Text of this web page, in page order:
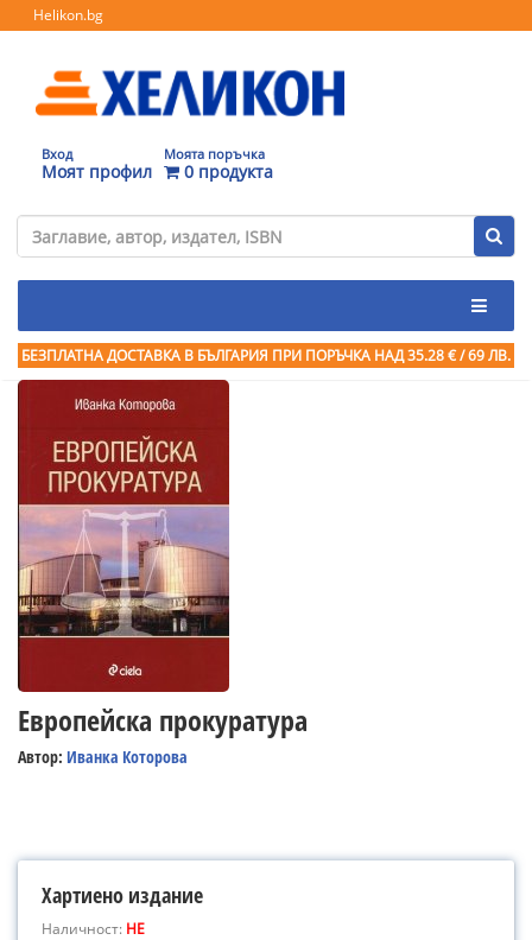
Helikon.bg
Вход
Моят профил
Моята поръчка
0 продукта
БЕЗПЛАТНА ДОСТАВКА В БЪЛГАРИЯ ПРИ ПОРЪЧКА НАД 35.28 € / 69 ЛВ.
Европейска прокуратура
Автор: Иванка Которова
Хартиено издание
Наличност: НЕ